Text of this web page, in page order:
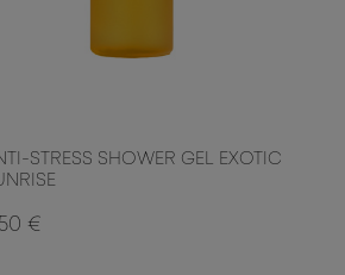
STRESS SHOWER GEL EXOTIC
€